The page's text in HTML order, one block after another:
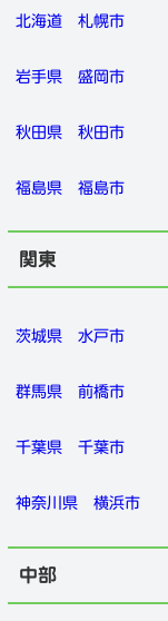
北海道 札幌市
岩手県 盛岡市
秋田県 秋田市
福島県 福島市
関東
茨城県 水戸市
群馬県 前橋市
千葉県 千葉市
神奈川県 横浜市
中部